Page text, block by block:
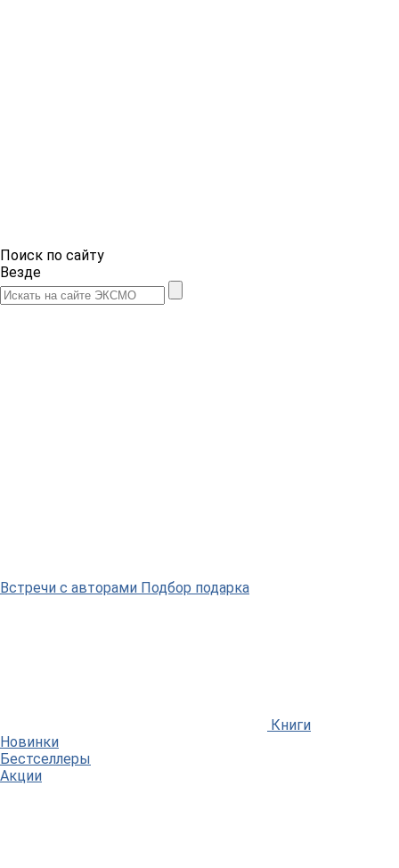
Поиск по сайту
Везде
Встречи с авторами Подбор подарка
Книги
Новинки
Бестселлеры
Акции